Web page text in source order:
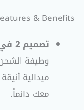
& Benefits
تصميم 2 في 1 (كابل وميدالية):
وظيفة الشحن
ميدالية
معك دائماً.